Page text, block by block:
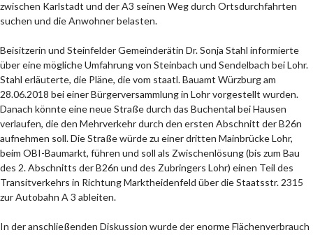
zwischen Karlstadt und der A3 seinen Weg durch Ortsdurchfahrten
suchen und die Anwohner belasten.
Beisitzerin und Steinfelder Gemeinderätin Dr. Sonja Stahl informierte
über eine mögliche Umfahrung von Steinbach und Sendelbach bei Lohr.
Stahl erläuterte, die Pläne, die vom staatl. Bauamt Würzburg am
28.06.2018 bei einer Bürgerversammlung in Lohr vorgestellt wurden.
Danach könnte eine neue Straße durch das Buchental bei Hausen
verlaufen, die den Mehrverkehr durch den ersten Abschnitt der B26n
aufnehmen soll. Die Straße würde zu einer dritten Mainbrücke Lohr,
beim OBI-Baumarkt, führen und soll als Zwischenlösung (bis zum Bau
des 2. Abschnitts der B26n und des Zubringers Lohr) einen Teil des
Transitverkehrs in Richtung Marktheidenfeld über die Staatsstr. 2315
zur Autobahn A 3 ableiten.
In der anschließenden Diskussion wurde der enorme Flächenverbrauch